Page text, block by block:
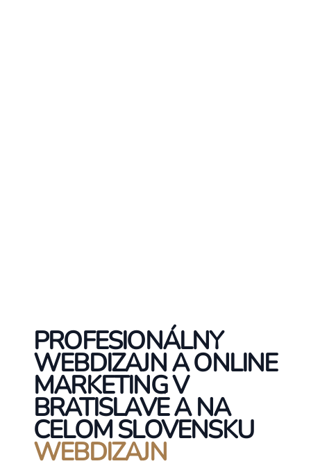
PROFESIONÁLNY
WEBDIZAJN A ONLINE
MARKETING V
BRATISLAVE A NA
CELOM SLOVENSKU
WEBDIZAJN